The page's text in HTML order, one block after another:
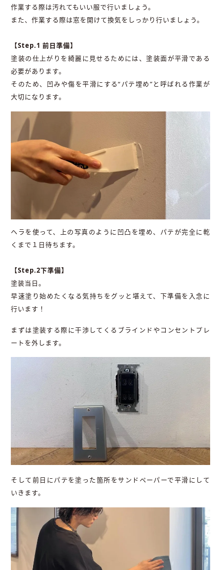
作業する際は汚れてもいい服で行いましょう。
また、作業する際は窓を開けて換気をしっかり行いましょう。
【Step.1 前日準備】
塗装の仕上がりを綺麗に見せるためには、塗装面が平滑である
必要があります。
そのため、凹みや傷を平滑にする“パテ埋め”と呼ばれる作業が
大切になります。
ヘラを使って、上の写真のように凹凸を埋め、パテが完全に乾
くまで１日待ちます。
【Step.2下準備】
塗装当日。
早速塗り始めたくなる気持ちをグッと堪えて、下準備を入念に
行います！
まずは塗装する際に干渉してくるブラインドやコンセントプレ
ートを外します。
そして前日にパテを塗った箇所をサンドペーパーで平滑にして
いきます。